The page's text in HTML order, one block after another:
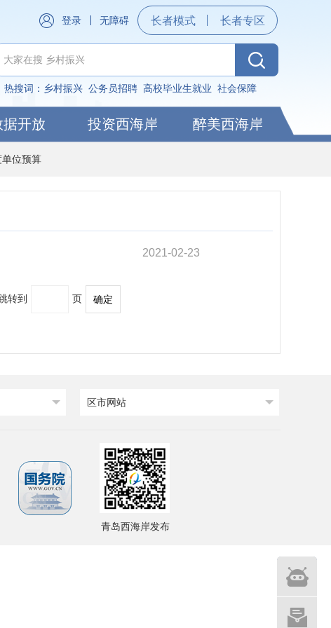
登录 无障碍 长者模式 长者专区
热搜词： 乡村振兴 公务员招聘 高校毕业生就业 社会保障
据开放 投资西海岸 醉美西海岸
位预算
2021-02-23
转到 页 确定
区市网站
青岛西海岸发布
智能
问答
网站建设
意见征集